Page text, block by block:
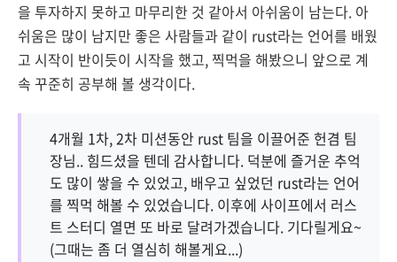
을 투자하지 못하고 마무리한 것 같아서 아쉬움이 남는다. 아
쉬움은 많이 남지만 좋은 사람들과 같이 rust라는 언어를 배웠
고 시작이 반이듯이 시작을 했고, 찍먹을 해봤으니 앞으로 계
속 꾸준히 공부해 볼 생각이다.
4개월 1차, 2차 미션동안 rust 팀을 이끌어준 헌겸 팀
장님.. 힘드셨을 텐데 감사합니다. 덕분에 즐거운 추억
도 많이 쌓을 수 있었고, 배우고 싶었던 rust라는 언어
를 찍먹 해볼 수 있었습니다. 이후에 사이프에서 러스
트 스터디 열면 또 바로 달려가겠습니다. 기다릴게요~
(그때는 좀 더 열심히 해볼게요...)